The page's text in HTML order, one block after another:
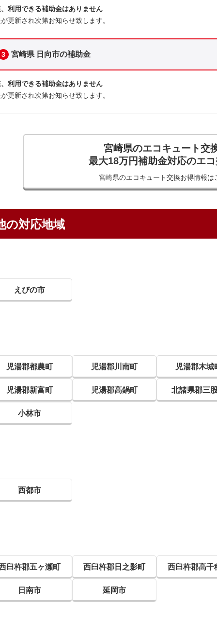
利用できる補助金はありません
更新され次第お知らせ致します。
3 宮崎県 日向市の補助金
利用できる補助金はありません
更新され次第お知らせ致します。
宮崎県のエコキュート交
最大18万円補助金対応のエ
宮崎県のエコキュート交換お得情報は
の対応地域
えびの市
児湯郡都農町 児湯郡川南町 児湯郡木城
児湯郡新富町 児湯郡高鍋町 北諸県郡三
小林市
西都市
臼杵郡五ヶ瀬町 西臼杵郡日之影町 西臼杵郡高千
日南市 延岡市